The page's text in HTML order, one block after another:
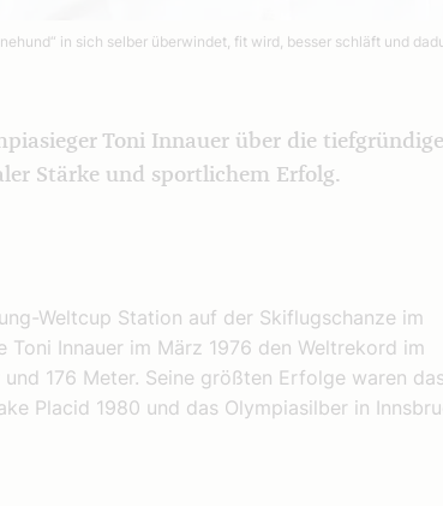
in sich selber überwindet, fit wird, besser schläft und
Toni Innauer über die tiefgründige
Stärke und sportlichem Erfolg.
Weltcup Station auf der Skiflugschanze im
Innauer im März 1976 den Weltrekord im
176 Meter. Seine größten Erfolge waren das
Placid 1980 und das Olympiasilber in